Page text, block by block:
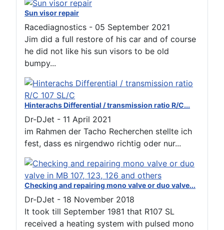
Sun visor repair
Racediagnostics - 05 September 2021
Jim did a full restore of his car and of course
he did not like his sun visors to be old
bumpy...
Hinterachs Differential / transmission ratio R/C...
Dr-DJet - 11 April 2021
im Rahmen der Tacho Recherchen stellte ich
fest, dass es nirgendwo richtig oder nur...
Checking and repairing mono valve or duo valve...
Dr-DJet - 18 November 2018
It took till September 1981 that R107 SL
received a heating system with pulsed mono